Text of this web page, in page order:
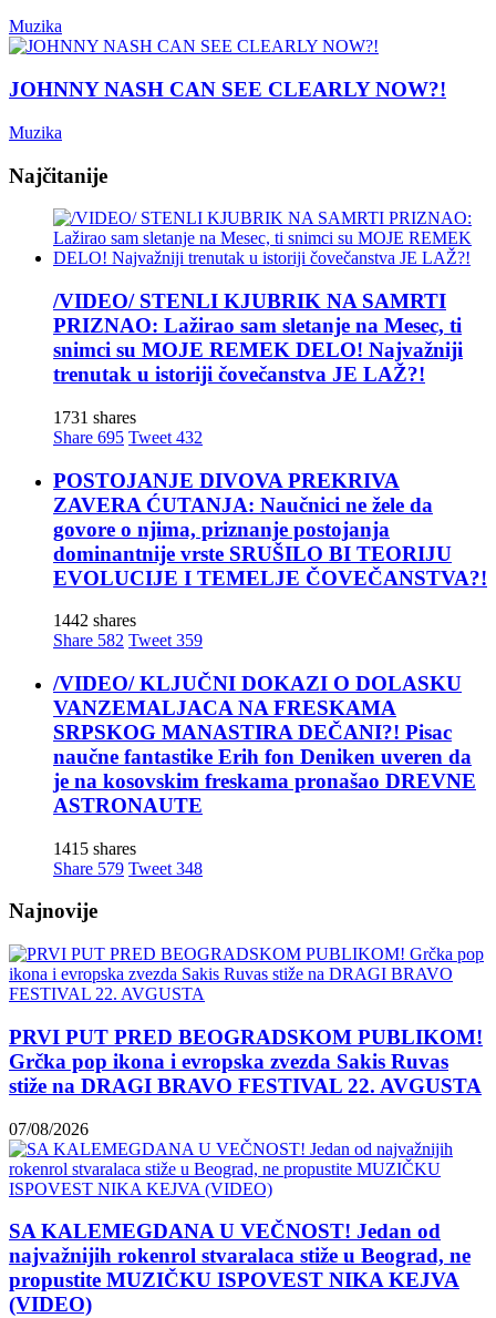
Muzika
JOHNNY NASH CAN SEE CLEARLY NOW?!
Muzika
Najčitanije
/VIDEO/ STENLI KJUBRIK NA SAMRTI
PRIZNAO: Lažirao sam sletanje na Mesec, ti
snimci su MOJE REMEK DELO! Najvažniji
trenutak u istoriji čovečanstva JE LAŽ?!
1731 shares
Share 695 Tweet 432
POSTOJANJE DIVOVA PREKRIVA
ZAVERA ĆUTANJA: Naučnici ne žele da
govore o njima, priznanje postojanja
dominantnije vrste SRUŠILO BI TEORIJU
EVOLUCIJE I TEMELJE ČOVEČANSTVA?!
1442 shares
Share 582 Tweet 359
/VIDEO/ KLJUČNI DOKAZI O DOLASKU
VANZEMALJACA NA FRESKAMA
SRPSKOG MANASTIRA DEČANI?! Pisac
naučne fantastike Erih fon Deniken uveren da
je na kosovskim freskama pronašao DREVNE
ASTRONAUTE
1415 shares
Share 579 Tweet 348
Najnovije
PRVI PUT PRED BEOGRADSKOM PUBLIKOM!
Grčka pop ikona i evropska zvezda Sakis Ruvas
stiže na DRAGI BRAVO FESTIVAL 22. AVGUSTA
07/08/2026
SA KALEMEGDANA U VEČNOST! Jedan od
najvažnijih rokenrol stvaralaca stiže u Beograd, ne
propustite MUZIČKU ISPOVEST NIKA KEJVA
(VIDEO)